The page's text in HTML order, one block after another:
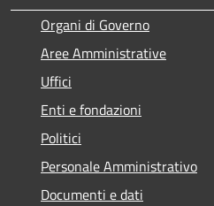
Organi di Governo
Aree Amministrative
Uffici
Enti e fondazioni
Politici
Personale Amministrativo
Documenti e dati